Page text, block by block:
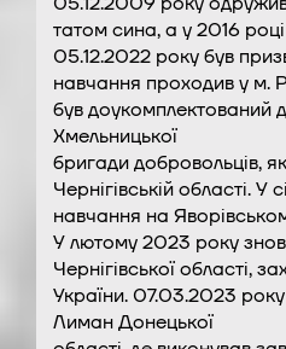
татом сина, а у 2016
05.12.2022 року був
навчання проходив у м.
був доукомплектований
Хмельницької
бригади добровольців,
Чернігівській області.
навчання на
У лютому 2023 року
Чернігівської області,
України. 07.03.2023
Лиман Донецької